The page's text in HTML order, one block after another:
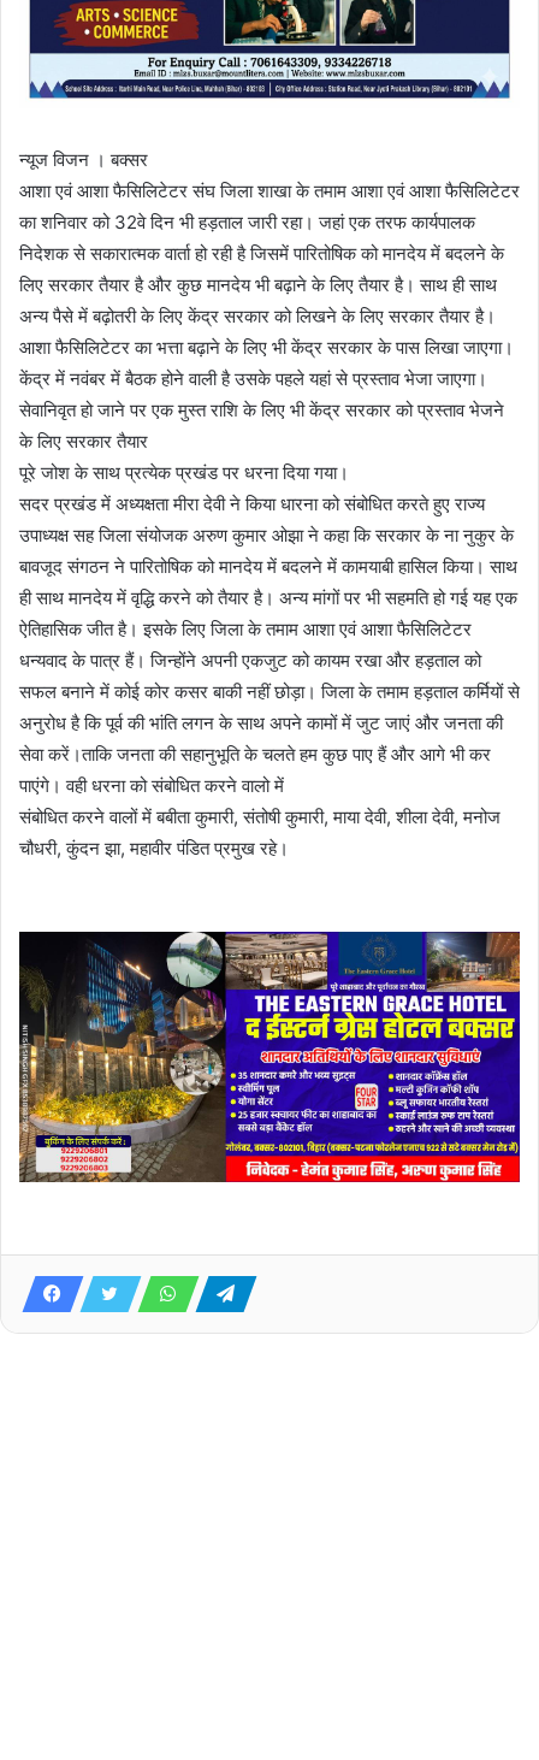
न्यूज विजन । बक्सर
आशा एवं आशा फैसिलिटेटर संघ जिला शाखा के तमाम आशा एवं आशा फैसिलिटेटर
का शनिवार को 32वे दिन भी हड़ताल जारी रहा। जहां एक तरफ कार्यपालक
निदेशक से सकारात्मक वार्ता हो रही है जिसमें पारितोषिक को मानदेय में बदलने के
लिए सरकार तैयार है और कुछ मानदेय भी बढ़ाने के लिए तैयार है। साथ ही साथ
अन्य पैसे में बढ़ोतरी के लिए केंद्र सरकार को लिखने के लिए सरकार तैयार है।
आशा फैसिलिटेटर का भत्ता बढ़ाने के लिए भी केंद्र सरकार के पास लिखा जाएगा।
केंद्र में नवंबर में बैठक होने वाली है उसके पहले यहां से प्रस्ताव भेजा जाएगा।
सेवानिवृत हो जाने पर एक मुस्त राशि के लिए भी केंद्र सरकार को प्रस्ताव भेजने
के लिए सरकार तैयार
पूरे जोश के साथ प्रत्येक प्रखंड पर धरना दिया गया।
सदर प्रखंड में अध्यक्षता मीरा देवी ने किया धारना को संबोधित करते हुए राज्य
उपाध्यक्ष सह जिला संयोजक अरुण कुमार ओझा ने कहा कि सरकार के ना नुकुर के
बावजूद संगठन ने पारितोषिक को मानदेय में बदलने में कामयाबी हासिल किया। साथ
ही साथ मानदेय में वृद्धि करने को तैयार है। अन्य मांगों पर भी सहमति हो गई यह एक
ऐतिहासिक जीत है। इसके लिए जिला के तमाम आशा एवं आशा फैसिलिटेटर
धन्यवाद के पात्र हैं। जिन्होंने अपनी एकजुट को कायम रखा और हड़ताल को
सफल बनाने में कोई कोर कसर बाकी नहीं छोड़ा। जिला के तमाम हड़ताल कर्मियों से
अनुरोध है कि पूर्व की भांति लगन के साथ अपने कामों में जुट जाएं और जनता की
सेवा करें।ताकि जनता की सहानुभूति के चलते हम कुछ पाए हैं और आगे भी कर
पाएंगे। वही धरना को संबोधित करने वालो में
संबोधित करने वालों में बबीता कुमारी, संतोषी कुमारी, माया देवी, शीला देवी, मनोज
चौधरी, कुंदन झा, महावीर पंडित प्रमुख रहे।